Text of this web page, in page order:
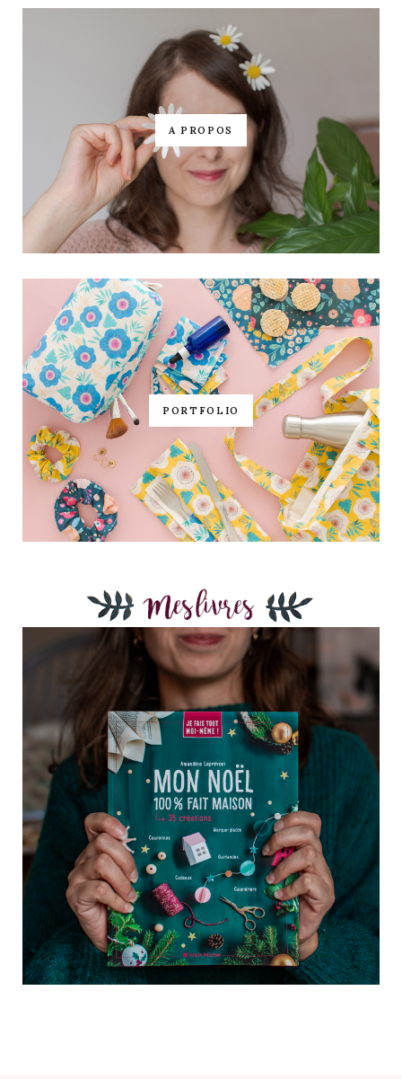
A PROPOS
PORTFOLIO